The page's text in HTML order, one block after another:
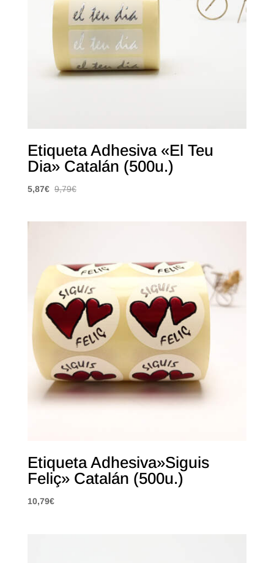
Etiqueta Adhesiva «El Teu
Dia» Catalán (500u.)
5,87€ 9,79€
Etiqueta Adhesiva»Siguis
Feliç» Catalán (500u.)
10,79€